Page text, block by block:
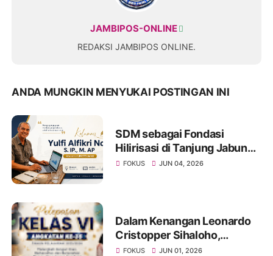
JAMBIPOS-ONLINE
REDAKSI JAMBIPOS ONLINE.
ANDA MUNGKIN MENYUKAI POSTINGAN INI
SDM sebagai Fondasi
Hilirisasi di Tanjung Jabung
Barat dan Tanjung Jabung
FOKUS JUN 04, 2026
Dalam Kenangan Leonardo
Cristopper Sihaloho,
Sahabat yang Tetap Hadir di
FOKUS JUN 01, 2026